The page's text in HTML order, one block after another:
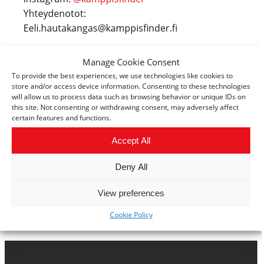
Manage Cookie Consent
To provide the best experiences, we use technologies like cookies to
store and/or access device information. Consenting to these technologies
will allow us to process data such as browsing behavior or unique IDs on
this site. Not consenting or withdrawing consent, may adversely affect
certain features and functions.
Accept All
Deny All
View preferences
Cookie Policy
Yhteydenotot:
Eeli.hautakangas@kamppisfinder.fi
Kirjoittaja:
Matti Laitinen, innovaatioasiantuntija, +358 44
785 6333,matti.laitinen@savonia.fi
Business Center Pohjois-Savo:
savo.fi